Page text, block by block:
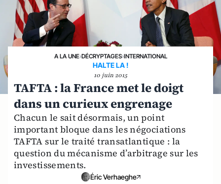
A LA UNE›DÉCRYPTAGES›INTERNATIONAL
HALTE LA !
10 juin 2015
TAFTA : la France met le doigt
dans un curieux engrenage
Chacun le sait désormais, un point
important bloque dans les négociations
TAFTA sur le traité transatlantique : la
question du mécanisme d’arbitrage sur les
investissements.
Éric Verhaeghe